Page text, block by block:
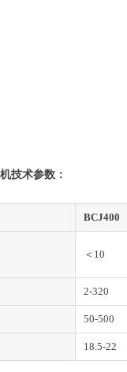
技术参数：
BCJ400
＜10
2-320
50-500
18.5-22